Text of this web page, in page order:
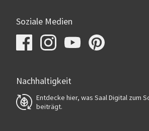
Soziale Medien
Nachhaltigkeit
Entdecke hier, was Saal Digital zum
beiträgt.